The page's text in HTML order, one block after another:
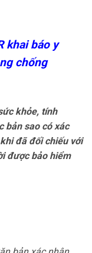
khai báo y
chống
khỏe, tính
bản sao có xác
đã đối chiếu với
được bảo hiểm